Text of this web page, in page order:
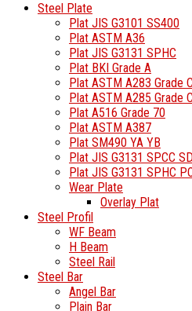
Steel Plate
Plat JIS G3101 SS400
Plat ASTM A36
Plat JIS G3131 SPHC
Plat BKI Grade A
Plat ASTM A283 Grade C
Plat ASTM A285 Grade C
Plat A516 Grade 70
Plat ASTM A387
Plat SM490 YA YB
Plat JIS G3131 SPCC
Plat JIS G3131 SPHC
Wear Plate
Overlay Plat
Steel Profil
WF Beam
H Beam
Steel Rail
Steel Bar
Angel Bar
Plain Bar